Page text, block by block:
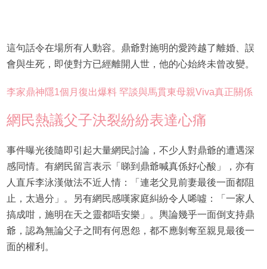
這句話令在場所有人動容。鼎爺對施明的愛跨越了離婚、誤
會與生死，即使對方已經離開人世，他的心始終未曾改變。
李家鼎神隱1個月復出爆料 罕談與馬貫東母親Viva真正關係
網民熱議父子決裂紛紛表達心痛
事件曝光後隨即引起大量網民討論，不少人對鼎爺的遭遇深
感同情。有網民留言表示「睇到鼎爺喊真係好心酸」，亦有
人直斥李泳漢做法不近人情：「連老父見前妻最後一面都阻
止，太過分」。另有網民感嘆家庭糾紛令人唏噓：「一家人
搞成咁，施明在天之靈都唔安樂」。輿論幾乎一面倒支持鼎
爺，認為無論父子之間有何恩怨，都不應剝奪至親見最後一
面的權利。